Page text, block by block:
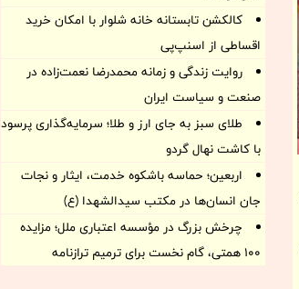
کالکشن تابستانه خانه شلوار با امکان خرید
اقساطی از اسنپ‌پی
روایت زندگی و زمانه‌ محمدرضا نعمت‌زاده در
صنعت و سیاست ایران
طلای سبز به جای ارز و طلا؛ سرمایه‌گذاری پرسود
با کاشت نهال گردو
اربعین؛ حماسه باشکوه خدمت، ایثار و نجات
جان انسان‌ها در مکتب سیدالشهدا (ع)
چرخش بزرگ در مؤسسه اعتباری ملل؛ مزایده
۱۰۰ همتی، گام نخست برای ترمیم ترازنامه